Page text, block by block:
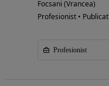
Focsani (Vrancea)
Profesionist • Publicat
Profesionist